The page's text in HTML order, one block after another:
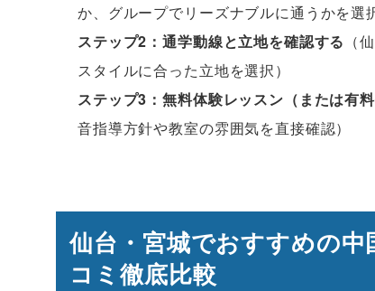
か、グループでリーズナブルに通うかを選
ステップ2：通学動線と立地を確認する （
スタイルに合った立地を選択）
ステップ3：無料体験レッスン（または有
音指導方針や教室の雰囲気を直接確認）
仙台・宮城でおすすめの中
コミ徹底比較